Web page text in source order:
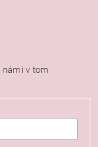
námi v tom